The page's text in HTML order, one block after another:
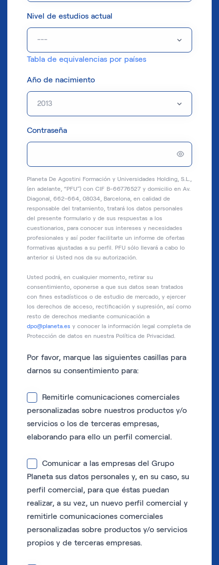
Nivel de estudios actual
Tabla de equivalencias por países
Año de nacimiento
Contraseña
Planeta De Agostini Formación y Universidades Holding, S.L.,
(en adelante, “PFU”) con CIF B-66776527 y domicilio en Av.
Diagonal, 662-664, 08034, Barcelona, en calidad de
responsable del tratamiento, tratará los datos personales
del presente formulario y de sus respuestas a los
cuestionarios, para conocer sus intereses y necesidades
profesionales y así poder facilitarte un informe de ofertas
formativas ajustadas a su perfil. PFU sólo llevará a cabo lo
anterior si Usted nos da su autorización.
Usted podrá, en cualquier momento, retirar su
consentimiento, oponerse a que sus datos sean tratados
con fines estadísticos o de estudio de mercado, y ejercer
los derechos de acceso, rectificación y supresión, así como
resto de derechos mediante comunicación a
dpo@planeta.es y conocer la información legal completa de
Protección de datos en nuestra Política de Privacidad.
Por favor, marque las siguientes casillas para
darnos su consentimiento para:
Remitirle comunicaciones comerciales
personalizadas sobre nuestros productos y/o
servicios o los de terceras empresas,
elaborando para ello un perfil comercial.
Comunicar a las empresas del Grupo
Planeta sus datos personales y, en su caso, su
perfil comercial, para que éstas puedan
realizar, a su vez, un nuevo perfil comercial y
remitirle comunicaciones comerciales
personalizadas sobre productos y/o servicios
propios y de terceras empresas.